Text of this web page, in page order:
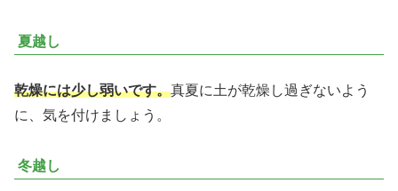
夏越し
乾燥には少し弱いです。真夏に土が乾燥し過ぎないよう
に、気を付けましょう。
冬越し